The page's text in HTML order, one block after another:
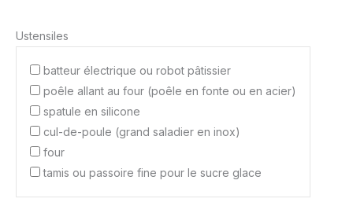
Ustensiles
batteur électrique ou robot pâtissier
poêle allant au four (poêle en fonte ou en acier)
spatule en silicone
cul-de-poule (grand saladier en inox)
four
tamis ou passoire fine pour le sucre glace